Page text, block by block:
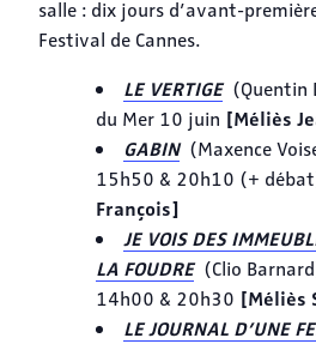
salle : dix jours d’avant-
Festival de Cannes.
LE VERTIGE(Quentin
du Mer 10 juin [Méliès
GABIN(Maxence
15h50 & 20h10 (+
François]
JE VOIS DES
LA FOUDRE(Clio
14h00 & 20h30 [Méliès
LE JOURNAL D’UNE